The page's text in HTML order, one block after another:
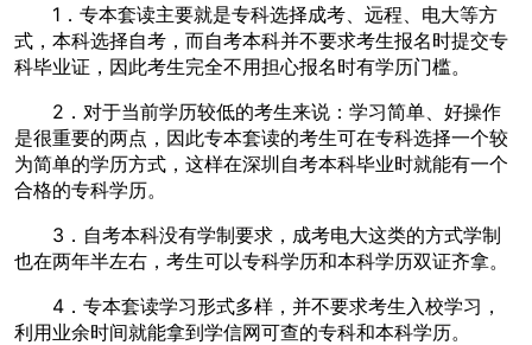
1．专本套读主要就是专科选择成考、远程、电大等方
式，本科选择自考，而自考本科并不要求考生报名时提交专
科毕业证，因此考生完全不用担心报名时有学历门槛。
2．对于当前学历较低的考生来说：学习简单、好操作
是很重要的两点，因此专本套读的考生可在专科选择一个较
为简单的学历方式，这样在深圳自考本科毕业时就能有一个
合格的专科学历。
3．自考本科没有学制要求，成考电大这类的方式学制
也在两年半左右，考生可以专科学历和本科学历双证齐拿。
4．专本套读学习形式多样，并不要求考生入校学习，
利用业余时间就能拿到学信网可查的专科和本科学历。